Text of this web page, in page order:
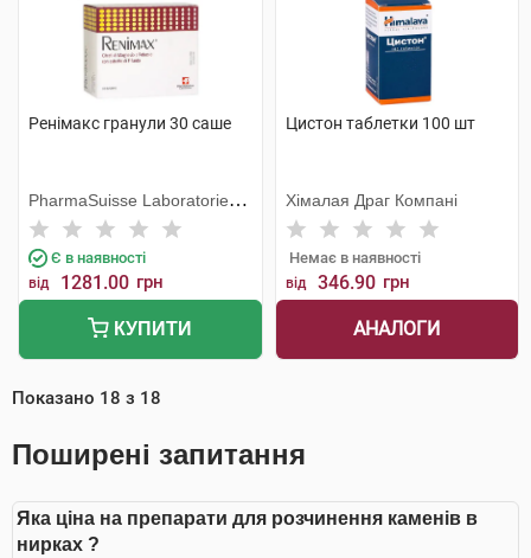
Ренімакс гранули 30 саше
PharmaSuisse Laboratories
SpA
Є в наявності
від 1281.00 грн
КУПИТИ
Цистон таблетки 100 шт
Хімалая Драг Компані
Немає в наявності
від 346.90 грн
АНАЛОГИ
Показано 18 з 18
Поширені запитання
Яка ціна на препарати для розчинення каменів в
нирках ?